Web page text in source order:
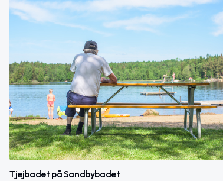
Tjejbadet på Sandbybadet